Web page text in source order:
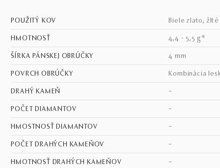
POUŽITÝ KOV biele zlato,
HMOTNOSŤ 4,4 - 5,5 g*
ŠÍRKA PÁNSKEJ OBRÚČKY 4 mm
POVRCH OBRÚČKY kombinácia
DRAHÝ KAMEŇ –
POČET DIAMANTOV –
HMOSTNOSŤ DIAMANTOV –
POČET DRAHÝCH KAMEŇOV –
HMOTNOSŤ DRAHÝCH KAMEŇOV –